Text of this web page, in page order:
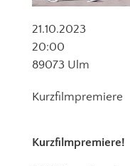
Kurzfilmpremiere!
21.10.2023
20:00
89073 Ulm
Kurzfilmpremiere